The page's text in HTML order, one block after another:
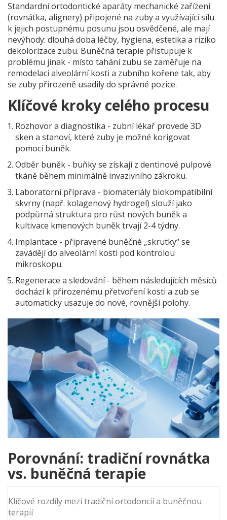
Standardníortodontické aparáty mechanické zařízení
(rovnátka, alignery) připojené na zuby a využívající sílu
k jejich postupnému posunu jsou osvědčené, ale mají
nevýhody: dlouhá doba léčby, hygiena, estetika a riziko
dekolorizace zubu. Buněčná terapie přistupuje k
problému jinak - místo tahání zubu se zaměřuje na
remodelaci alveolární kosti a zubního kořene tak, aby
se zuby přirozeně usadily do správné pozice.
Klíčové kroky celého procesu
Rozhovor a diagnostika - zubní lékař provede 3D
sken a stanoví, které zuby je možné korigovat
pomocí buněk.
Odběr buněk - buňky se získají z dentinové pulpové
tkáně během minimálně invazivního zákroku.
Laboratorní příprava - biomateriály biokompatibilní
skvrny (např. kolagenový hydrogel) slouží jako
podpůrná struktura pro růst nových buněka
kultivace kmenových buněk trvají 2-4 týdny.
Implantace - připravené buněčné „skrutky“ se
zavádějí do alveolární kosti pod kontrolou
mikroskopu.
Regenerace a sledování - během následujících měsíců
dochází k přirozenému přetvoření kosti a zub se
automaticky usazuje do nové, rovnější polohy.
Porovnání: tradiční rovnátka
vs. buněčná terapie
Klíčové rozdíly mezi tradiční ortodoncií a buněčnou
terapií